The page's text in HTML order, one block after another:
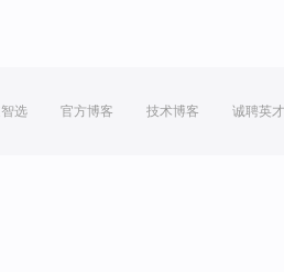
选 官方博客 技术博客 诚聘英才